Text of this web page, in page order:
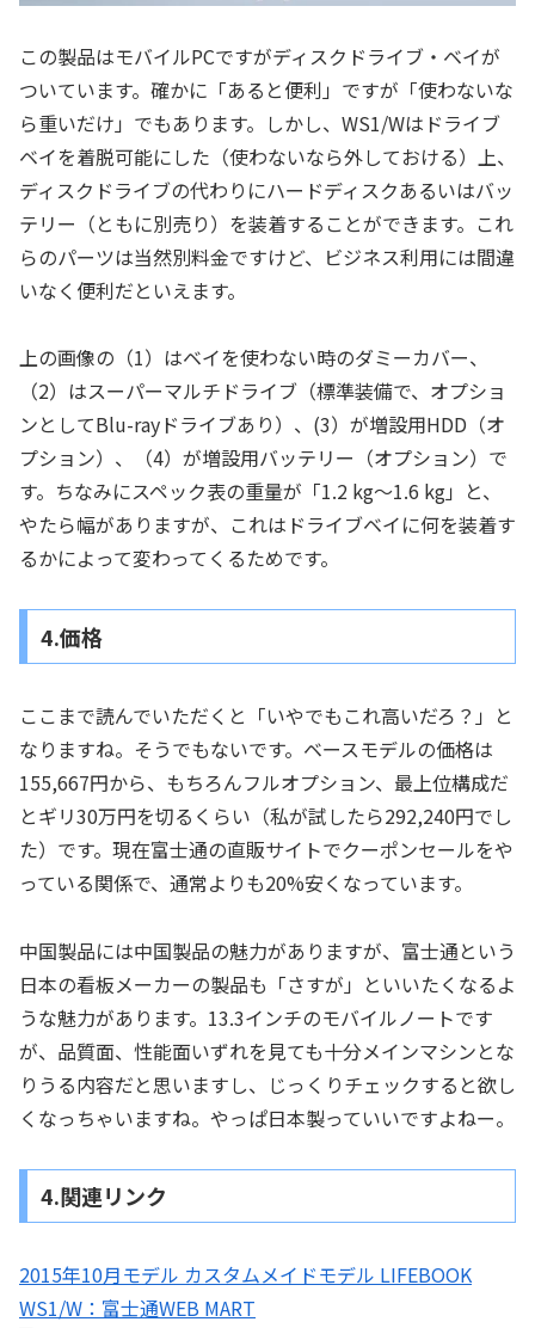
この製品はモバイルPCですがディスクドライブ・ベイが
ついています。確かに「あると便利」ですが「使わないな
ら重いだけ」でもあります。しかし、WS1/Wはドライブ
ベイを着脱可能にした（使わないなら外しておける）上、
ディスクドライブの代わりにハードディスクあるいはバッ
テリー（ともに別売り）を装着することができます。これ
らのパーツは当然別料金ですけど、ビジネス利用には間違
いなく便利だといえます。
上の画像の（1）はベイを使わない時のダミーカバー、
（2）はスーパーマルチドライブ（標準装備で、オプショ
ンとしてBlu-rayドライブあり）、(3）が増設用HDD（オ
プション）、（4）が増設用バッテリー（オプション）で
す。ちなみにスペック表の重量が「1.2 kg～1.6 kg」と、
やたら幅がありますが、これはドライブベイに何を装着す
るかによって変わってくるためです。
4.価格
ここまで読んでいただくと「いやでもこれ高いだろ？」と
なりますね。そうでもないです。ベースモデルの価格は
155,667円から、もちろんフルオプション、最上位構成だ
とギリ30万円を切るくらい（私が試したら292,240円でし
た）です。現在富士通の直販サイトでクーポンセールをや
っている関係で、通常よりも20%安くなっています。
中国製品には中国製品の魅力がありますが、富士通という
日本の看板メーカーの製品も「さすが」といいたくなるよ
うな魅力があります。13.3インチのモバイルノートです
が、品質面、性能面いずれを見ても十分メインマシンとな
りうる内容だと思いますし、じっくりチェックすると欲し
くなっちゃいますね。やっぱ日本製っていいですよねー。
4.関連リンク
2015年10月モデル カスタムメイドモデル LIFEBOOK
WS1/W：富士通WEB MART